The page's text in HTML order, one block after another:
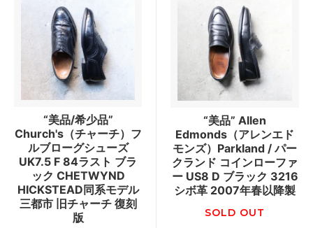
“美品/希少品”
Church's（チャーチ）フ
ルブローグシューズ
UK7.5 F 84ラスト ブラ
ック CHETWYND
HICKSTEAD同系モデル
三都市 旧チャーチ 復刻
版
“美品” Allen
Edmonds（アレンエド
モンズ）Parkland / パー
クランド コインローファ
ー US8 D ブラック 3216
シボ革 2007年春以降製
SOLD OUT